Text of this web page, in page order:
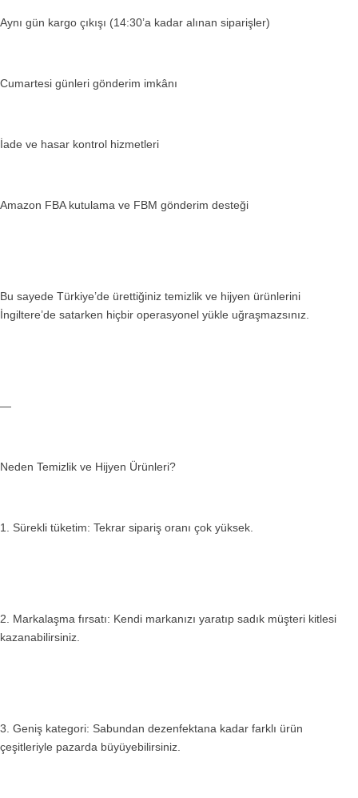
Aynı gün kargo çıkışı (14:30’a kadar alınan siparişler)
Cumartesi günleri gönderim imkânı
İade ve hasar kontrol hizmetleri
Amazon FBA kutulama ve FBM gönderim desteği
Bu sayede Türkiye’de ürettiğiniz temizlik ve hijyen ürünlerini
İngiltere’de satarken hiçbir operasyonel yükle uğraşmazsınız.
—
Neden Temizlik ve Hijyen Ürünleri?
1. Sürekli tüketim: Tekrar sipariş oranı çok yüksek.
2. Markalaşma fırsatı: Kendi markanızı yaratıp sadık müşteri kitlesi
kazanabilirsiniz.
3. Geniş kategori: Sabundan dezenfektana kadar farklı ürün
çeşitleriyle pazarda büyüyebilirsiniz.